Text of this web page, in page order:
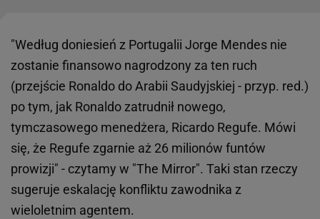
"Według doniesień z Portugalii Jorge Mendes nie
zostanie finansowo nagrodzony za ten ruch
(przejście Ronaldo do Arabii Saudyjskiej - przyp. red.)
po tym, jak Ronaldo zatrudnił nowego,
tymczasowego menedżera, Ricardo Regufe. Mówi
się, że Regufe zgarnie aż 26 milionów funtów
prowizji" - czytamy w "The Mirror". Taki stan rzeczy
sugeruje eskalację konfliktu zawodnika z
wieloletnim agentem.